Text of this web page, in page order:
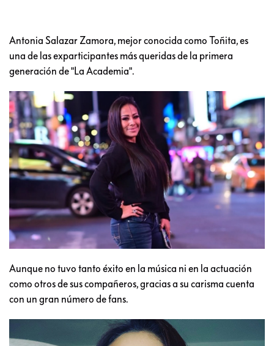
Antonia Salazar Zamora, mejor conocida como Toñita, es
una de las exparticipantes más queridas de la primera
generación de "La Academia".
Aunque no tuvo tanto éxito en la música ni en la actuación
como otros de sus compañeros, gracias a su carisma cuenta
con un gran número de fans.